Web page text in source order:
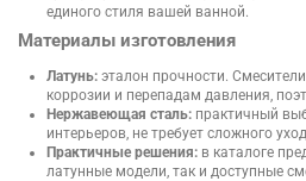
единого стиля вашей ванной.
Материалы изготовления
Латунь: эталон прочности.
коррозии и перепадам давления,
Нержавеющая сталь: практичный
интерьеров, не требует сложного
Практичные решения: в каталоге
латунные модели, так и доступные